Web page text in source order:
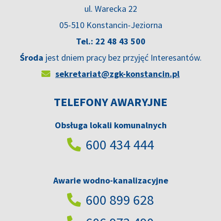
ul. Warecka 22
05-510 Konstancin-Jeziorna
Tel.: 22 48 43 500
Środa jest dniem pracy bez przyjęć Interesantów.
sekretariat@zgk-konstancin.pl
TELEFONY AWARYJNE
Obsługa lokali komunalnych
600 434 444
Awarie wodno-kanalizacyjne
600 899 628